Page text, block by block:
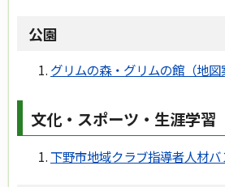
公園
グリムの森・グリムの館（地図
文化・スポーツ・生涯学習
下野市地域クラブ指導者人材